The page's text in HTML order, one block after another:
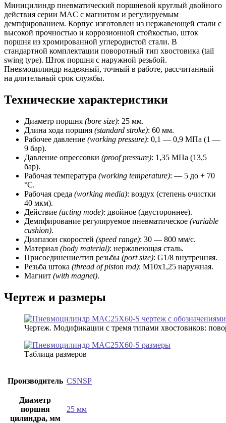
60
мм,
магнит)
CSNSP
Миницилиндр пневматический поршневой круглый двойного
действия серии MAC с магнитом и регулируемым
демпфированием. Корпус изготовлен из нержавеющей стали с
высокой прочностью и коррозионной стойкостью, шток
поршня из хромированной углеродистой стали. В
стандартной комплектации поворотный тип хвостовика (tail
swing type). Шток поршня с наружной резьбой.
Пневмоцилиндр надежный, точный в работе, рассчитанный
на длительный срок службы.
Технические характеристики
Диаметр поршня (bore size): 25 мм.
Длина хода поршня (standard stroke): 60 мм.
Рабочее давление (working pressure): 0,1 — 0,9 МПа (1 —
9 бар).
Давление опрессовки (proof pressure): 1,35 МПа (13,5
бар).
Рабочая температура (working temperature): — 5 до + 70
°C.
Рабочая среда (working media): воздух (степень очистки
40 мкм).
Действие (acting mode): двойное (двустороннее).
Демпфирование регулируемое пневматическое (variable
cushion).
Диапазон скоростей (speed range): 30 — 800 мм/с.
Материал (body material): нержавеющая сталь.
Присоединение/тип резьбы (port size): G1/8 внутренняя.
Резьба штока (thread of piston rod): М10х1,25 наружная.
Магнит (with magnet).
Чертеж и размеры
Чертеж. Модификации с тремя типами хвостовиков:
Таблица размеров
Производитель CSNSP
Диаметр
поршня
цилиндра, мм
25 мм